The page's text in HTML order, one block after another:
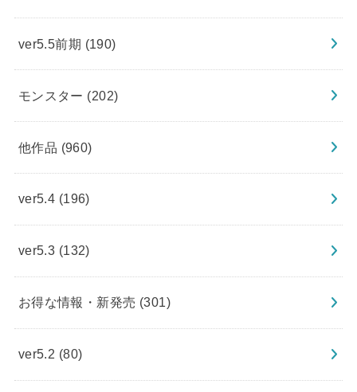
ver5.5前期 (190)
モンスター (202)
他作品 (960)
ver5.4 (196)
ver5.3 (132)
お得な情報・新発売 (301)
ver5.2 (80)